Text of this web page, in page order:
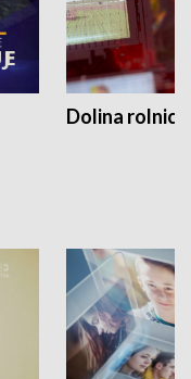
Dolina